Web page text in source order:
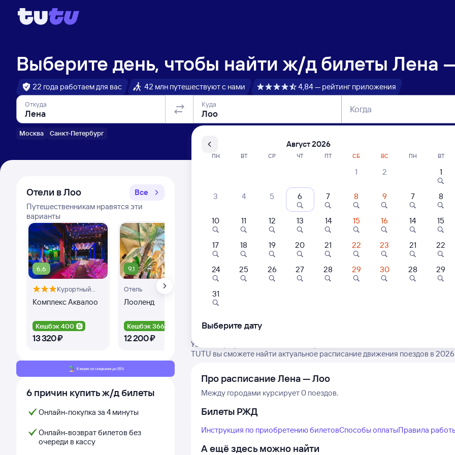
Выберите день, чтобы найти ж/д билеты Лена
22 года работаем для вас 42 млн путешествуют с нами 4,84 — рейтинг приложения
Откуда
Москва Санкт-Петербург
Куда Когда
Отели в Лоо
Все
Путешественникам нравятся эти
варианты
6,6
Курортный
отель
Комплекс Аквалоо
Кешбэк 400
13 ⁠320 ⁠₽
9,1
Отель
Лооленд
Кешбэк 366
12 ⁠200 ⁠₽
Регалия
Кешбэк 120
6 причин купить ж/д билеты
Онлайн-покупка за 4 минуты
Онлайн-возврат билетов без
очереди в кассу
Расписание поездов Лена — Лоо
Нет рейсов по этому
Узнайте график движения пассажирских поездов РЖД из Лены в Лоо.
TUTU вы сможете найти актуальное расписание движения поездов в 2026
Про расписание Лена — Лоо
Между городами курсирует 0 поездов.
Билеты РЖД
Инструкция по приобретению билетовСпособы оплатыПравила
А ещё здесь можно найти
Август 2026
ПН ВТ СР ЧТ ПТ СБ ВС
1 2
3 4 5 6 7 8 9
10 11 12 13 14 15 16
17 18 19 20 21 22 23
24 25 26 27 28 29 30
31
ПН ВТ
1
7 8
14 15
21 22
28 29
Выберите дату